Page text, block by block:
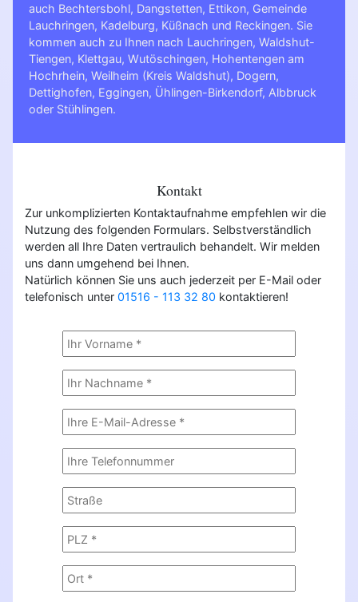
auch Bechtersbohl, Dangstetten, Ettikon, Gemeinde
Lauchringen, Kadelburg, Küßnach und Reckingen. Sie
kommen auch zu Ihnen nach Lauchringen, Waldshut-
Tiengen, Klettgau, Wutöschingen, Hohentengen am
Hochrhein, Weilheim (Kreis Waldshut), Dogern,
Dettighofen, Eggingen, Ühlingen-Birkendorf, Albbruck
oder Stühlingen.
Kontakt
Zur unkomplizierten Kontaktaufnahme empfehlen wir die
Nutzung des folgenden Formulars. Selbstverständlich
werden all Ihre Daten vertraulich behandelt. Wir melden
uns dann umgehend bei Ihnen.
Natürlich können Sie uns auch jederzeit per E-Mail oder
telefonisch unter 01516 - 113 32 80 kontaktieren!